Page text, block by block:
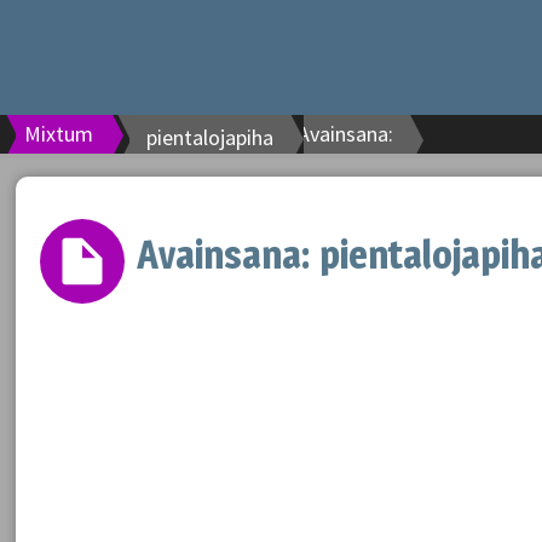
Mixtum Avainsana:
pientalojapiha
Avainsana: